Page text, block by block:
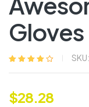
Gloves
notations
client
SKU:
$28.28